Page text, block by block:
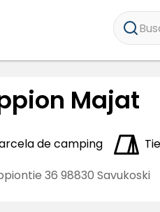
Majat
de camping
36 98830 Savukoski